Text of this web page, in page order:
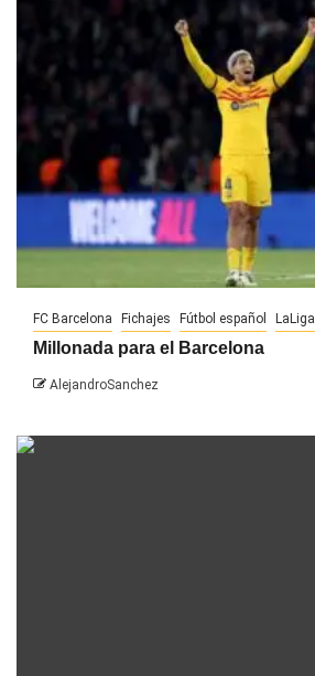
FC Barcelona Fichajes Fútbol español LaLiga
Millonada para el Barcelona
AlejandroSanchez